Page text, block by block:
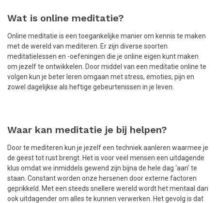
Wat is online meditatie?
Online meditatie is een toegankelijke manier om kennis te maken
met de wereld van mediteren. Er zijn diverse soorten
meditatielessen en -oefeningen die je online eigen kunt maken
om jezelf te ontwikkelen. Door middel van een meditatie online te
volgen kun je beter leren omgaan met stress, emoties, pijn en
zowel dagelijkse als heftige gebeurtenissen in je leven.
Waar kan meditatie je bij helpen?
Door te mediteren kun je jezelf een techniek aanleren waarmee je
de geest tot rust brengt. Het is voor veel mensen een uitdagende
klus omdat we inmiddels gewend zijn bijna de hele dag ‘aan’ te
staan. Constant worden onze hersenen door externe factoren
geprikkeld. Met een steeds snellere wereld wordt het mentaal dan
ook uitdagender om alles te kunnen verwerken. Het gevolg is dat